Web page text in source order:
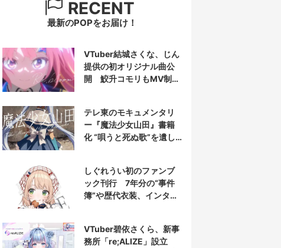
RECENT
最新のPOPをお届け！
VTuber結城さくな、じん
提供の初オリジナル曲公
開 鮫升コモリもMV制作
テレ東のモキュメンタリ
ー『魔法少女山田』書籍
化 “唄うと死ぬ歌”を遺し
しぐれうい初のファンブ
ック刊行 7年分の“事件
簿”や歴代衣装、インタビ
VTuber碧依さくら、新事
務所「re;ALIZE」設立